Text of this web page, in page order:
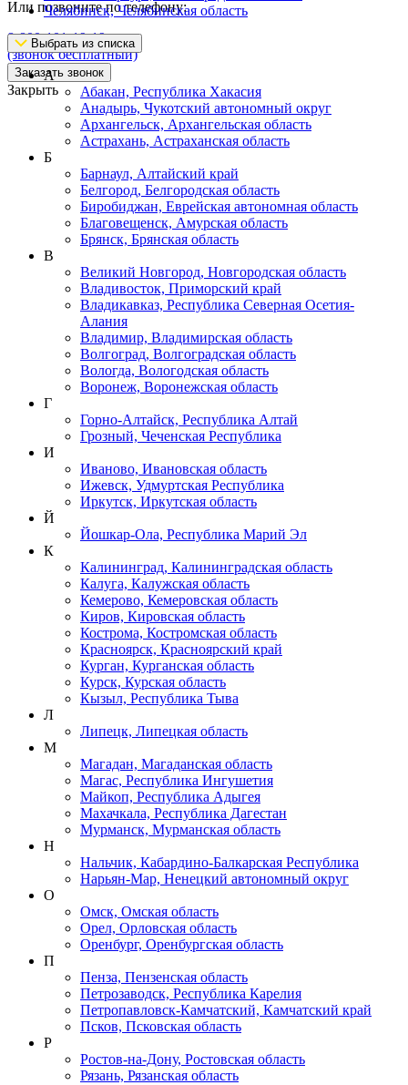
Или позвоните по телефону:
8-800-101-19-19
(звонок бесплатный)
Заказать звонок
Закрыть
Челябинск, Челябинская область
Выбрать из списка
А
Абакан, Республика Хакасия
Анадырь, Чукотский автономный округ
Архангельск, Архангельская область
Астрахань, Астраханская область
Б
Барнаул, Алтайский край
Белгород, Белгородская область
Биробиджан, Еврейская автономная область
Благовещенск, Амурская область
Брянск, Брянская область
В
Великий Новгород, Новгородская область
Владивосток, Приморский край
Владикавказ, Республика Северная Осетия-
Алания
Владимир, Владимирская область
Волгоград, Волгоградская область
Вологда, Вологодская область
Воронеж, Воронежская область
Г
Горно-Алтайск, Республика Алтай
Грозный, Чеченская Республика
И
Иваново, Ивановская область
Ижевск, Удмуртская Республика
Иркутск, Иркутская область
Й
Йошкар-Ола, Республика Марий Эл
К
Калининград, Калининградская область
Калуга, Калужская область
Кемерово, Кемеровская область
Киров, Кировская область
Кострома, Костромская область
Красноярск, Красноярский край
Курган, Курганская область
Курск, Курская область
Кызыл, Республика Тыва
Л
Липецк, Липецкая область
М
Магадан, Магаданская область
Магас, Республика Ингушетия
Майкоп, Республика Адыгея
Махачкала, Республика Дагестан
Мурманск, Мурманская область
Н
Нальчик, Кабардино-Балкарская Республика
Нарьян-Мар, Ненецкий автономный округ
О
Омск, Омская область
Орел, Орловская область
Оренбург, Оренбургская область
П
Пенза, Пензенская область
Петрозаводск, Республика Карелия
Петропавловск-Камчатский, Камчатский край
Псков, Псковская область
Р
Ростов-на-Дону, Ростовская область
Рязань, Рязанская область